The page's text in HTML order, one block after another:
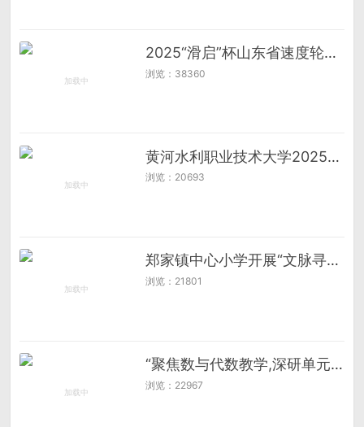
2025“滑启”杯山东省速度轮滑锦标赛在淄博市淄川区昆仑中学顺利举办
浏览：38360
黄河水利职业技术大学2025年春季田径运动会开幕
浏览：20693
郑家镇中心小学开展“文脉寻根齐鲁，科创筑梦未来”主题研学活动
浏览：21801
“聚焦数与代数教学,深研单元整体建构” ——郑家镇中心小学数学学科基地教研活动
浏览：22967